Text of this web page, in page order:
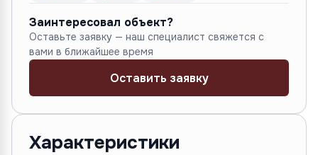
Заинтересовал объект?
Оставьте заявку — наш специалист свяжется с
вами в ближайшее время
Оставить заявку
Характеристики